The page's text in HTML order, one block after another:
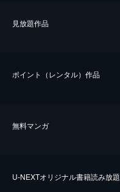
⾒放題作品
ポイント（レンタル）作品
無料マンガ
U-NEXTオリジナル書籍読み放題